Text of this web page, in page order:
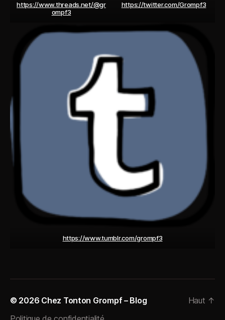
https://www.threads.net/@gr
ompf3
https://twitter.com/Grompf3
https://www.tumblr.com/grompf3
© 2026 Chez Tonton Grompf – Blog
Haut ↑